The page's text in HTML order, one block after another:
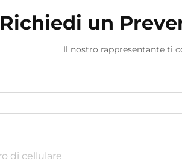
Richiedi un
Il nostro rappresentante ti